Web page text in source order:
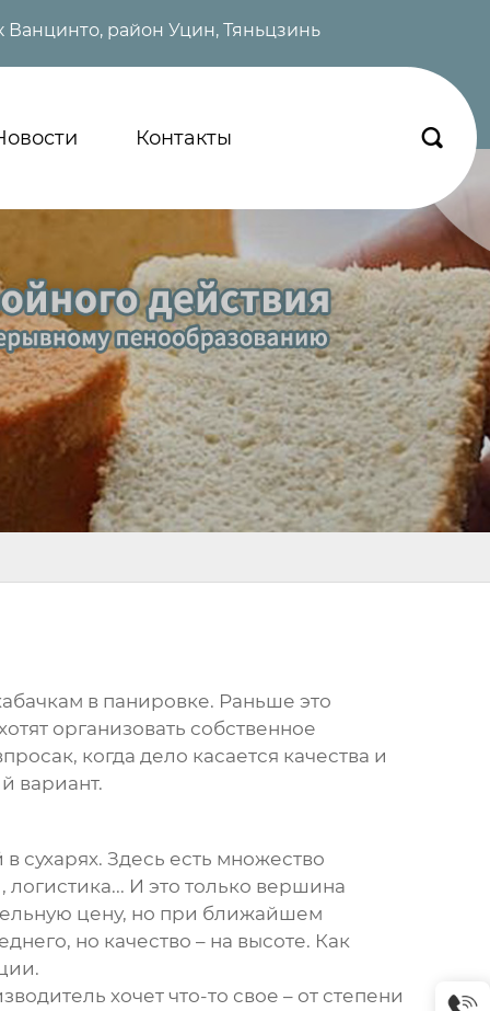
район Уцин, Тяньцзинь
Контакты 
в панировке. Раньше это
организовать собственное
когда дело касается качества и
вариант.
сухарях. Здесь есть множество
логистика... И это только вершина
цену, но при ближайшем
но качество – на высоте. Как
хочет что-то свое – от степени